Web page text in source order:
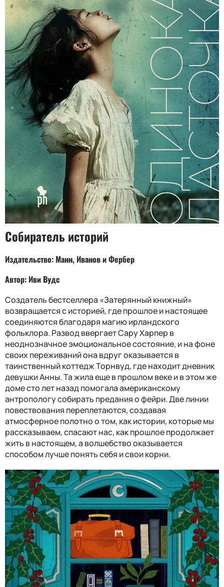
Собиратель историй
Издательство: Манн, Иванов и Фербер
Автор: Иви Вудс
Создатель бестселлера «Затерянный книжный»
возвращается с историей, где прошлое и настоящее
соединяются благодаря магию ирландского
фольклора. Развод ввергает Сару Харпер в
неоднозначное эмоциональное состояние, и на фоне
своих переживаний она вдруг оказывается в
таинственный коттедж Торнвуд, где находит дневник
девушки Анны. Та жила еще в прошлом веке и в этом же
доме сто лет назад помогала американскому
антропологу собирать предания о фейри. Две линии
повествования переплетаются, создавая
атмосферное полотно о том, как истории, которые мы
рассказываем, спасают нас, как прошлое продолжает
жить в настоящем, а волшебство оказывается
способом лучше понять себя и свои корни.